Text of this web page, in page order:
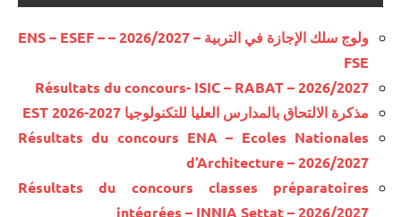
ولوج سلك الإجازة في التربية – 2026/2027 – ENS – ESEF –
FSE
Résultats du concours- ISIC – RABAT – 2026/2027
مذكرة الالتحاق بالمدارس العليا للتكنولوجيا EST 2026-2027
Résultats du concours ENA – Ecoles Nationales
d’Architecture – 2026/2027
Résultats du concours classes préparatoires
intégrées – INNIA Settat – 2026/2027